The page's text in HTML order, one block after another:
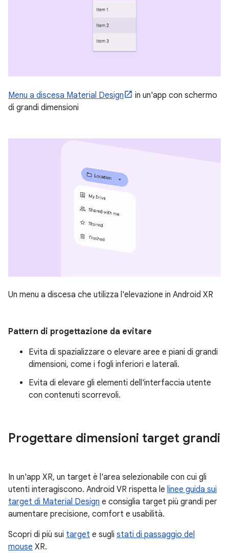
Menu a discesa Material Design
in un'app con schermo
di grandi dimensioni
Un menu a discesa che utilizza l'elevazione in Android XR
Pattern di progettazione da evitare
Evita di spazializzare o elevare aree e piani di grandi
dimensioni, come i fogli inferiori e laterali.
Evita di elevare gli elementi dell'interfaccia utente
con contenuti scorrevoli.
Progettare dimensioni target grandi
In un'app XR, un target è l'area selezionabile con cui gli
utenti interagiscono. Android VR rispetta le linee guida sui
target di Material Design e consiglia target più grandi per
aumentare precisione, comfort e usabilità.
Scopri di più sui target e sugli stati di passaggio del
mouse XR.